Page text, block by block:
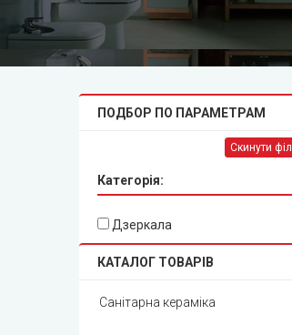
ПОДБОР ПО ПАРАМЕТРАМ
Скинути
Категорія:
Дзеркала
КАТАЛОГ ТОВАРІВ
Санітарна кераміка